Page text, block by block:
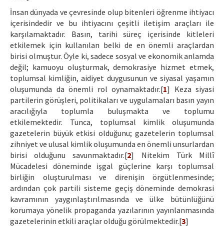
İnsan dünyada ve çevresinde olup bitenleri öğrenme ihtiyacı
içerisindedir ve bu ihtiyacını çeşitli iletişim araçları ile
karşılamaktadır. Basın, tarihi süreç içerisinde kitleleri
etkilemek için kullanılan belki de en önemli araçlardan
birisi olmuştur. Öyle ki, sadece sosyal ve ekonomik anlamda
değil; kamuoyu oluşturmak, demokrasiye hizmet etmek,
toplumsal kimliğin, aidiyet duygusunun ve siyasal yaşamın
oluşumunda da önemli rol oynamaktadır.[1] Keza siyasi
partilerin görüşleri, politikaları ve uygulamaları basın yayın
aracılığıyla toplumla buluşmakta ve toplumu
etkilemektedir. Tunca, toplumsal kimlik oluşumunda
gazetelerin büyük etkisi olduğunu; gazetelerin toplumsal
zihniyet ve ulusal kimlik oluşumunda en önemli unsurlardan
birisi olduğunu savunmaktadır.[2] Nitekim Türk Millî
Mücadelesi döneminde işgal güçlerine karşı toplumsal
birliğin oluşturulması ve direnişin örgütlenmesinde;
ardından çok partili sisteme geçiş döneminde demokrasi
kavramının yaygınlaştırılmasında ve ülke bütünlüğünü
korumaya yönelik propaganda yazılarının yayınlanmasında
gazetelerinin etkili araçlar olduğu görülmektedir.[3]